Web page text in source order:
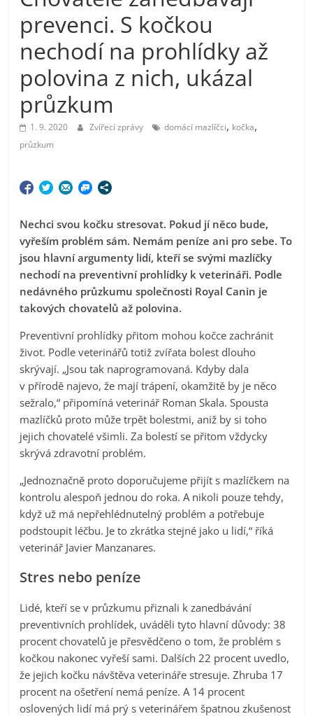
prevenci. S kočkou
nechodí na prohlídky až
polovina z nich, ukázal
průzkum
1. 9. 2020 Zvířecí zprávy domácí mazlíčci, kočka,
průzkum
Nechci svou kočku stresovat. Pokud jí něco bude,
vyřeším problém sám. Nemám peníze ani pro sebe. To
jsou hlavní argumenty lidí, kteří se svými mazlíčky
nechodí na preventivní prohlídky k veterináři. Podle
nedávného průzkumu společnosti Royal Canin je
takových chovatelů až polovina.
Preventivní prohlídky přitom mohou kočce zachránit
život. Podle veterinářů totiž zvířata bolest dlouho
skrývají. „Jsou tak naprogramovaná. Kdyby dala
v přírodě najevo, že mají trápení, okamžitě by je něco
sežralo,“ připomíná veterinář Roman Skala. Spousta
mazlíčků proto může trpět bolestmi, aniž by si toho
jejich chovatelé všimli. Za bolestí se přitom vždycky
skrývá zdravotní problém.
„Jednoznačně proto doporučujeme přijít s mazlíčkem na
kontrolu alespoň jednou do roka. A nikoli pouze tehdy,
když už má nepřehlédnutelný problém a potřebuje
podstoupit léčbu. Je to zkrátka stejné jako u lidí,“ říká
veterinář Javier Manzanares.
Stres nebo peníze
Lidé, kteří se v průzkumu přiznali k zanedbávání
preventivních prohlídek, uváděli tyto hlavní důvody: 38
procent chovatelů je přesvědčeno o tom, že problém s
kočkou nakonec vyřeší sami. Dalších 22 procent uvedlo,
že jejich kočku návštěva veterináře stresuje. Zhruba 17
procent na ošetření nemá peníze. A 14 procent
oslovených lidí má prý s veterinářem špatnou zkušenost